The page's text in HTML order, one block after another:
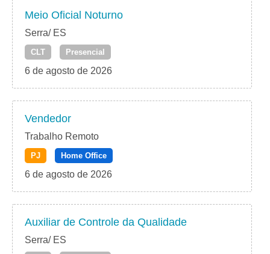
Meio Oficial Noturno
Serra/ ES
CLT Presencial
6 de agosto de 2026
Vendedor
Trabalho Remoto
PJ Home Office
6 de agosto de 2026
Auxiliar de Controle da Qualidade
Serra/ ES